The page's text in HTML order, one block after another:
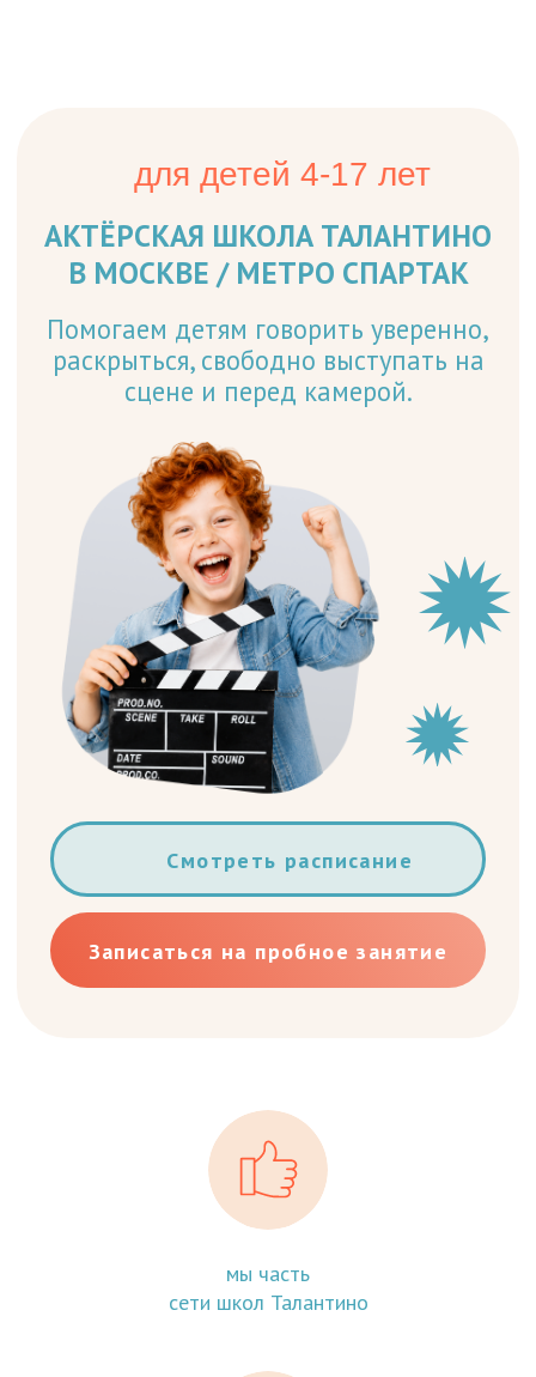
АКТЁРСКАЯ ШКОЛА ТАЛАНТИНО
В МОСКВЕ / МЕТРО СПАРТАК
Помогаем детям говорить уверенно,
раскрыться, свободно выступать на
сцене и перед камерой.
Смотреть расписание
Записаться на пробное занятие
мы часть
сети школ Талантино